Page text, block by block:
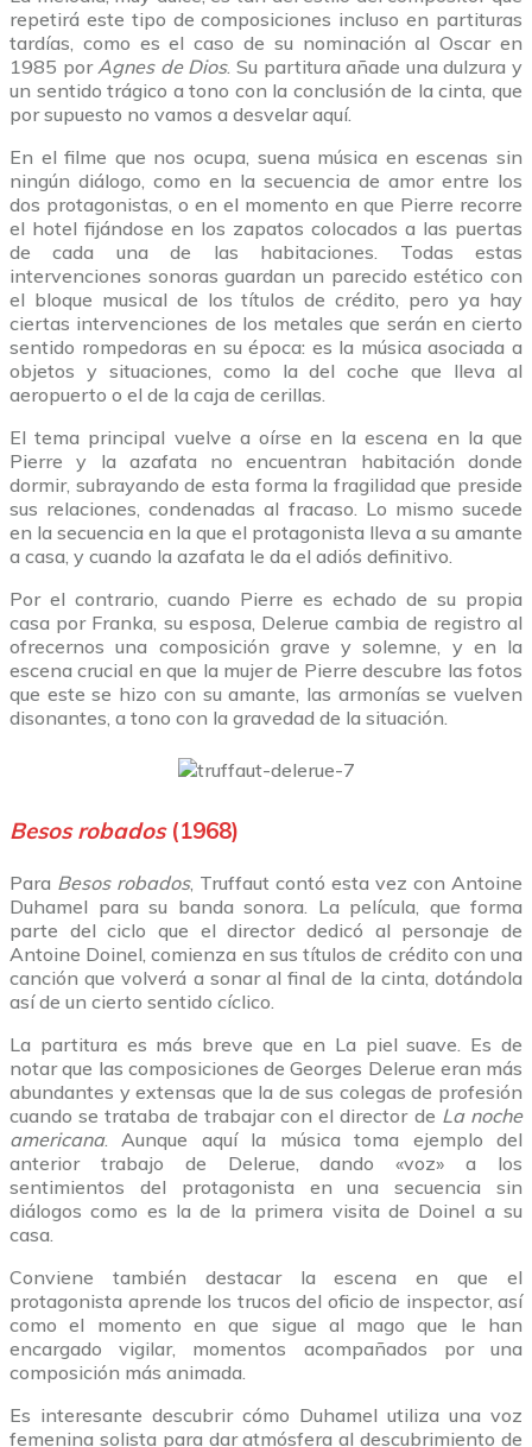
repetirá este tipo de composiciones incluso en partituras
tardías, como es el caso de su nominación al Oscar en
1985 por Agnes de Dios. Su partitura añade una dulzura y
un sentido trágico a tono con la conclusión de la cinta, que
por supuesto no vamos a desvelar aquí.
En el filme que nos ocupa, suena música en escenas sin
ningún diálogo, como en la secuencia de amor entre los
dos protagonistas, o en el momento en que Pierre recorre
el hotel fijándose en los zapatos colocados a las puertas
de cada una de las habitaciones. Todas estas
intervenciones sonoras guardan un parecido estético con
el bloque musical de los títulos de crédito, pero ya hay
ciertas intervenciones de los metales que serán en cierto
sentido rompedoras en su época: es la música asociada a
objetos y situaciones, como la del coche que lleva al
aeropuerto o el de la caja de cerillas.
El tema principal vuelve a oírse en la escena en la que
Pierre y la azafata no encuentran habitación donde
dormir, subrayando de esta forma la fragilidad que preside
sus relaciones, condenadas al fracaso. Lo mismo sucede
en la secuencia en la que el protagonista lleva a su amante
a casa, y cuando la azafata le da el adiós definitivo.
Por el contrario, cuando Pierre es echado de su propia
casa por Franka, su esposa, Delerue cambia de registro al
ofrecernos una composición grave y solemne, y en la
escena crucial en que la mujer de Pierre descubre las fotos
que este se hizo con su amante, las armonías se vuelven
disonantes, a tono con la gravedad de la situación.
Besos robados (1968)
Para Besos robados, Truffaut contó esta vez con Antoine
Duhamel para su banda sonora. La película, que forma
parte del ciclo que el director dedicó al personaje de
Antoine Doinel, comienza en sus títulos de crédito con una
canción que volverá a sonar al final de la cinta, dotándola
así de un cierto sentido cíclico.
La partitura es más breve que en La piel suave. Es de
notar que las composiciones de Georges Delerue eran más
abundantes y extensas que la de sus colegas de profesión
cuando se trataba de trabajar con el director de La noche
americana. Aunque aquí la música toma ejemplo del
anterior trabajo de Delerue, dando «voz» a los
sentimientos del protagonista en una secuencia sin
diálogos como es la de la primera visita de Doinel a su
casa.
Conviene también destacar la escena en que el
protagonista aprende los trucos del oficio de inspector, así
como el momento en que sigue al mago que le han
encargado vigilar, momentos acompañados por una
composición más animada.
Es interesante descubrir cómo Duhamel utiliza una voz
femenina solista para dar atmósfera al descubrimiento de